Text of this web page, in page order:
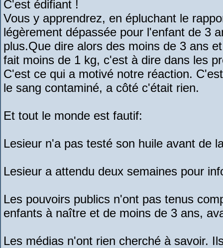
C'est édifiant !
Vous y apprendrez, en épluchant le
légèrement dépassée pour l'enfant de 3
plus.Que dire alors des moins de 3 ans
fait moins de 1 kg, c'est à dire dans les
C'est ce qui a motivé notre réaction.
le sang contaminé, a côté c'était rien.
Et tout le monde est fautif:
Lesieur n'a pas testé son huile avant de
Lesieur a attendu deux semaines pour
Les pouvoirs publics n'ont pas tenus
enfants à naître et de moins de 3 ans,
Les médias n'ont rien cherché à savoir.